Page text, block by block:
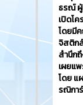
ธรณ์ ผู้
เปิดโ
โดยมี
จิสติกส์
สำนึก
เผยแ
โดย แ
รณิกา